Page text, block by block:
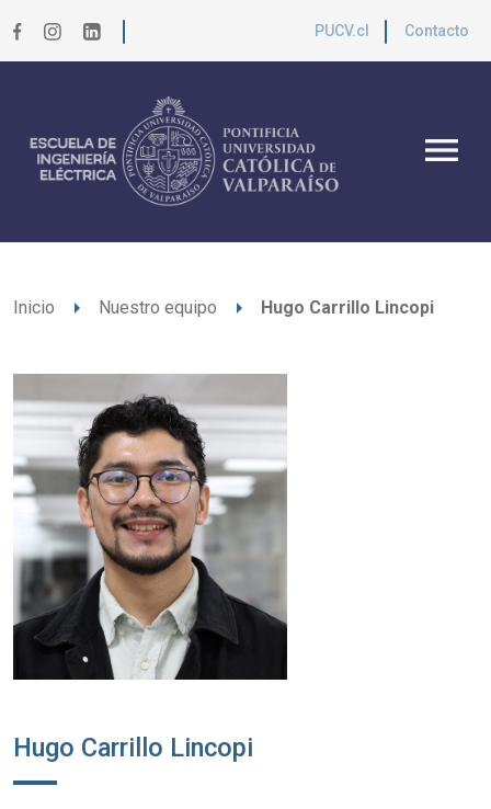
PUCV.cl Contacto
menu
Inicio arrow_right Nuestro equipo arrow_right Hugo Carrillo Lincopi
Hugo Carrillo Lincopi